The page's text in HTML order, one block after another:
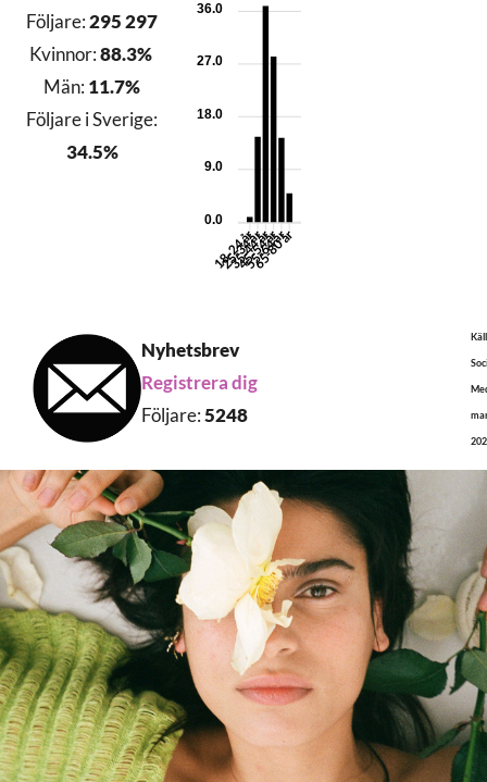
Följare:295 297
Kvinnor:88.3%
Män: 11.7%
Följare i Sverige:
34.5%
36.0
27.0
18.0
9.0
0.0
18-24 år
25-34 år
35-44 år
45-54 år
55-64 år
65-80 år
Nyhetsbrev
Registrera dig
Följare:5248